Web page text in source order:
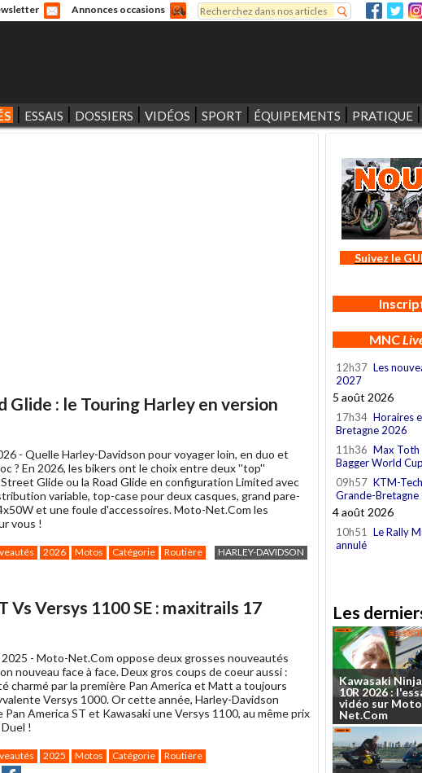
Annonces occasions
Formulaire de recherche
Rechercher
ESSAIS DOSSIERS VIDÉOS SPORT ÉQUIPEMENTS PRATIQUE
Glide : le Touring Harley en version
- Quelle Harley-Davidson pour voyager loin, en duo et
? En 2026, les bikers ont le choix entre deux ''top''
Glide ou la Road Glide en configuration Limited avec
variable, top-case pour deux casques, grand pare-
et une foule d'accessoires. Moto-Net.Com les
vous !
2026 Motos Catégorie Routière
HARLEY-DAVIDSON
Vs Versys 1100 SE : maxitrails 17
- Moto-Net.Com oppose deux grosses nouveautés
nouveau face à face. Deux gros coups de coeur aussi :
charmé par la première Pan America et Matt a toujours
Versys 1000. Or cette année, Harley-Davidson
Pan America ST et Kawasaki une Versys 1100, au même prix
!
2025 Motos Catégorie
Routière
Suivez le
MNC
12h37 Les
2027
5 août 2026
17h34 Horaires
Bretagne 2026
11h36 Max Toth
Bagger World Cup
09h57 KTM-
Grande-Bretagne
4 août 2026
10h51
Le Rally
annulé
Les
KawasakiNinja
10R2026:
vidéo sur
Net.Com